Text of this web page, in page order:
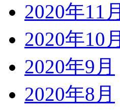
2020年11月
2020年10月
2020年9月
2020年8月